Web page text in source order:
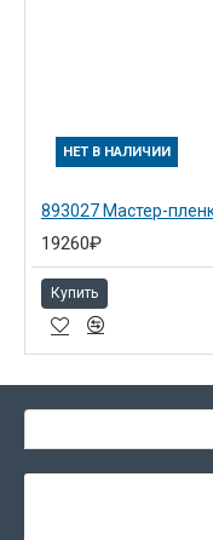
НЕТ В НАЛИЧИИ
19260₽
Купить